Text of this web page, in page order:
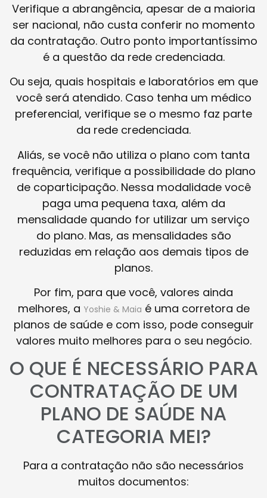
Verifique a abrangência, apesar de a maioria
ser nacional, não custa conferir no momento
da contratação. Outro ponto importantíssimo
é a questão da rede credenciada.
Ou seja, quais hospitais e laboratórios em que
você será atendido. Caso tenha um médico
preferencial, verifique se o mesmo faz parte
da rede credenciada.
Aliás, se você não utiliza o plano com tanta
frequência, verifique a possibilidade do plano
de coparticipação. Nessa modalidade você
paga uma pequena taxa, além da
mensalidade quando for utilizar um serviço
do plano. Mas, as mensalidades são
reduzidas em relação aos demais tipos de
planos.
Por fim, para que você, valores ainda
melhores, a Yoshie & Maia é uma corretora de
planos de saúde e com isso, pode conseguir
valores muito melhores para o seu negócio.
O QUE É NECESSÁRIO PARA
CONTRATAÇÃO DE UM
PLANO DE SAÚDE NA
CATEGORIA MEI?
Para a contratação não são necessários
muitos documentos: